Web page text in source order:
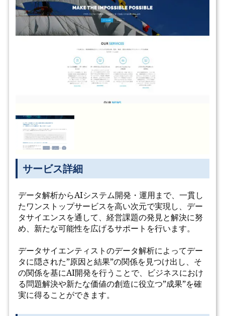
サービス詳細
データ解析からAIシステム開発・運用まで、一貫し
たワンストップサービスを高い次元で実現し、デー
タサイエンスを通して、経営課題の発見と解決に努
め、新たな可能性を広げるサポートを行います。
データサイエンティストのデータ解析によってデー
タに隠された”原因と結果”の関係を見つけ出し、そ
の関係を基にAI開発を行うことで、ビジネスにおけ
る問題解決や新たな価値の創造に役立つ”成果”を確
実に得ることができます。